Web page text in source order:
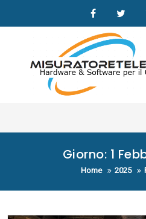
Giorno: 1
Home 2025